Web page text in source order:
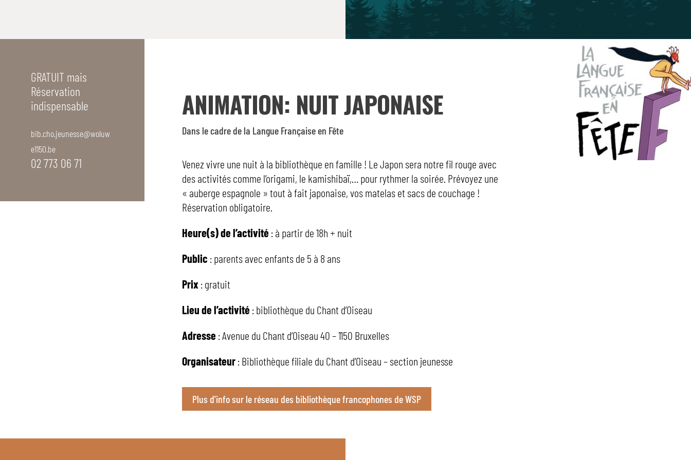
GRATUIT mais
Réservation
indispensable
bib.cho.jeunesse@woluw
e1150.be
02 773 06 71
ANIMATION: NUIT JAPONAISE
Dans le cadre de la Langue Française en Fête
Venez vivre une nuit à la bibliothèque en famille ! Le Japon sera notre fil rouge avec
des activités comme l’origami, le kamishibaï,… pour rythmer la soirée. Prévoyez une
« auberge espagnole » tout à fait japonaise, vos matelas et sacs de couchage !
Réservation obligatoire.
Heure(s) de l’activité : à partir de 18h + nuit
Public : parents avec enfants de 5 à 8 ans
Prix: gratuit
Lieu de l’activité : bibliothèque du Chant d’Oiseau
Adresse : Avenue du Chant d’Oiseau 40 – 1150 Bruxelles
Organisateur: Bibliothèque filiale du Chant d’Oiseau – section jeunesse
Plus d'info sur le réseau des bibliothèque francophones de WSP